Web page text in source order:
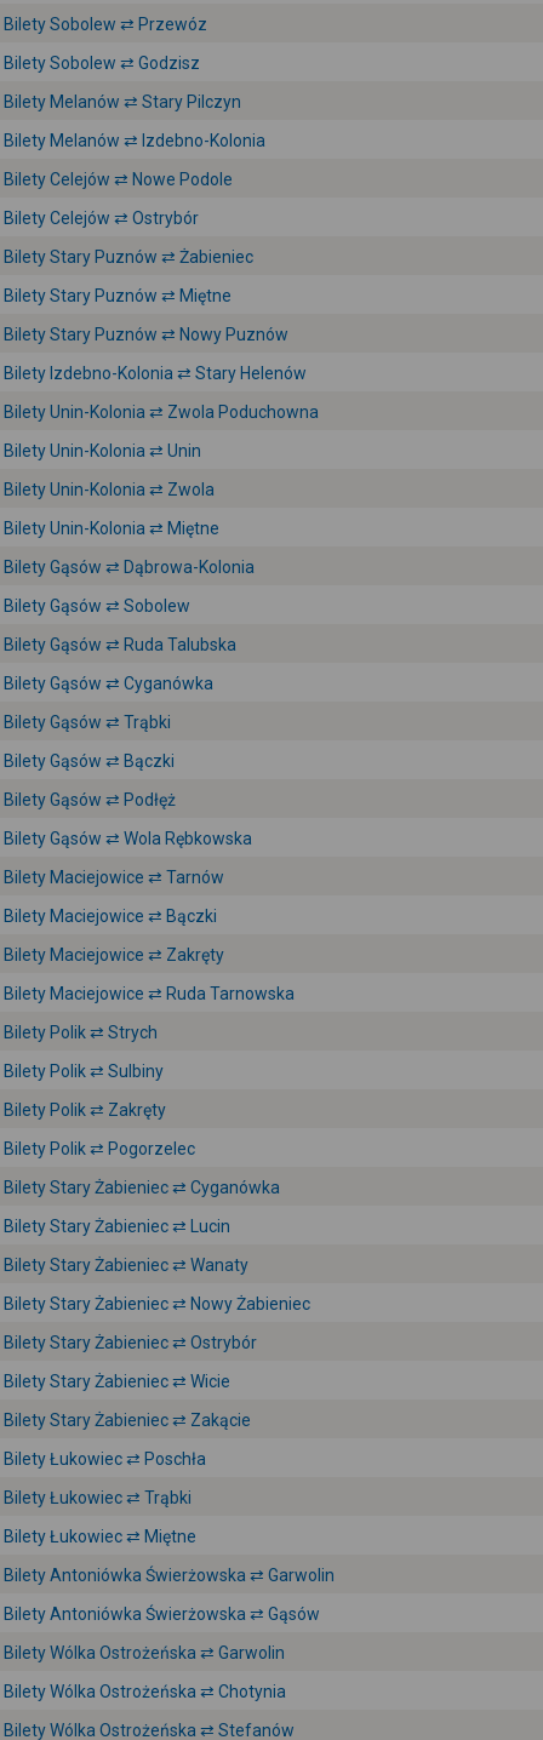
Bilety Sobolew ⇄ Przewóz
Bilety Sobolew ⇄ Godzisz
Bilety Melanów ⇄ Stary Pilczyn
Bilety Melanów ⇄ Izdebno-Kolonia
Bilety Celejów ⇄ Nowe Podole
Bilety Celejów ⇄ Ostrybór
Bilety Stary Puznów ⇄ Żabieniec
Bilety Stary Puznów ⇄ Miętne
Bilety Stary Puznów ⇄ Nowy Puznów
Bilety Izdebno-Kolonia ⇄ Stary Helenów
Bilety Unin-Kolonia ⇄ Zwola Poduchowna
Bilety Unin-Kolonia ⇄ Unin
Bilety Unin-Kolonia ⇄ Zwola
Bilety Unin-Kolonia ⇄ Miętne
Bilety Gąsów ⇄ Dąbrowa-Kolonia
Bilety Gąsów ⇄ Sobolew
Bilety Gąsów ⇄ Ruda Talubska
Bilety Gąsów ⇄ Cyganówka
Bilety Gąsów ⇄ Trąbki
Bilety Gąsów ⇄ Bączki
Bilety Gąsów ⇄ Podłęż
Bilety Gąsów ⇄ Wola Rębkowska
Bilety Maciejowice ⇄ Tarnów
Bilety Maciejowice ⇄ Bączki
Bilety Maciejowice ⇄ Zakręty
Bilety Maciejowice ⇄ Ruda Tarnowska
Bilety Polik ⇄ Strych
Bilety Polik ⇄ Sulbiny
Bilety Polik ⇄ Zakręty
Bilety Polik ⇄ Pogorzelec
Bilety Stary Żabieniec ⇄ Cyganówka
Bilety Stary Żabieniec ⇄ Lucin
Bilety Stary Żabieniec ⇄ Wanaty
Bilety Stary Żabieniec ⇄ Nowy Żabieniec
Bilety Stary Żabieniec ⇄ Ostrybór
Bilety Stary Żabieniec ⇄ Wicie
Bilety Stary Żabieniec ⇄ Zakącie
Bilety Łukowiec ⇄ Poschła
Bilety Łukowiec ⇄ Trąbki
Bilety Łukowiec ⇄ Miętne
Bilety Antoniówka Świerżowska ⇄ Garwolin
Bilety Antoniówka Świerżowska ⇄ Gąsów
Bilety Wólka Ostrożeńska ⇄ Garwolin
Bilety Wólka Ostrożeńska ⇄ Chotynia
Bilety Wólka Ostrożeńska ⇄ Stefanów